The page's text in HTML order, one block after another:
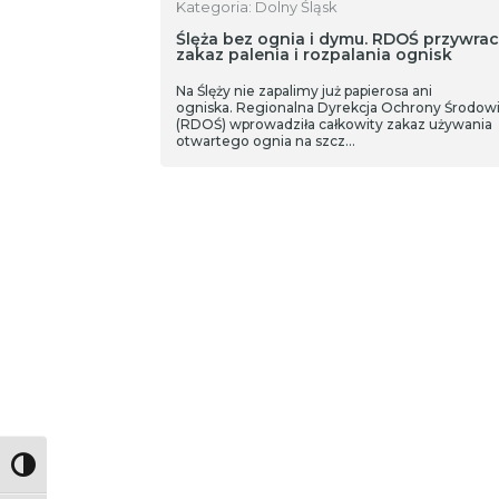
Toggle High Contrast
Kategoria: Dolny Śląsk
Ślęża bez ognia i dymu. RDOŚ
zakaz palenia i rozpalania ognisk
Na Ślęży nie zapalimy już papierosa ani
ogniska. Regionalna Dyrekcja Ochrony
(RDOŚ) wprowadziła całkowity zakaz używania
otwartego ognia na szcz…